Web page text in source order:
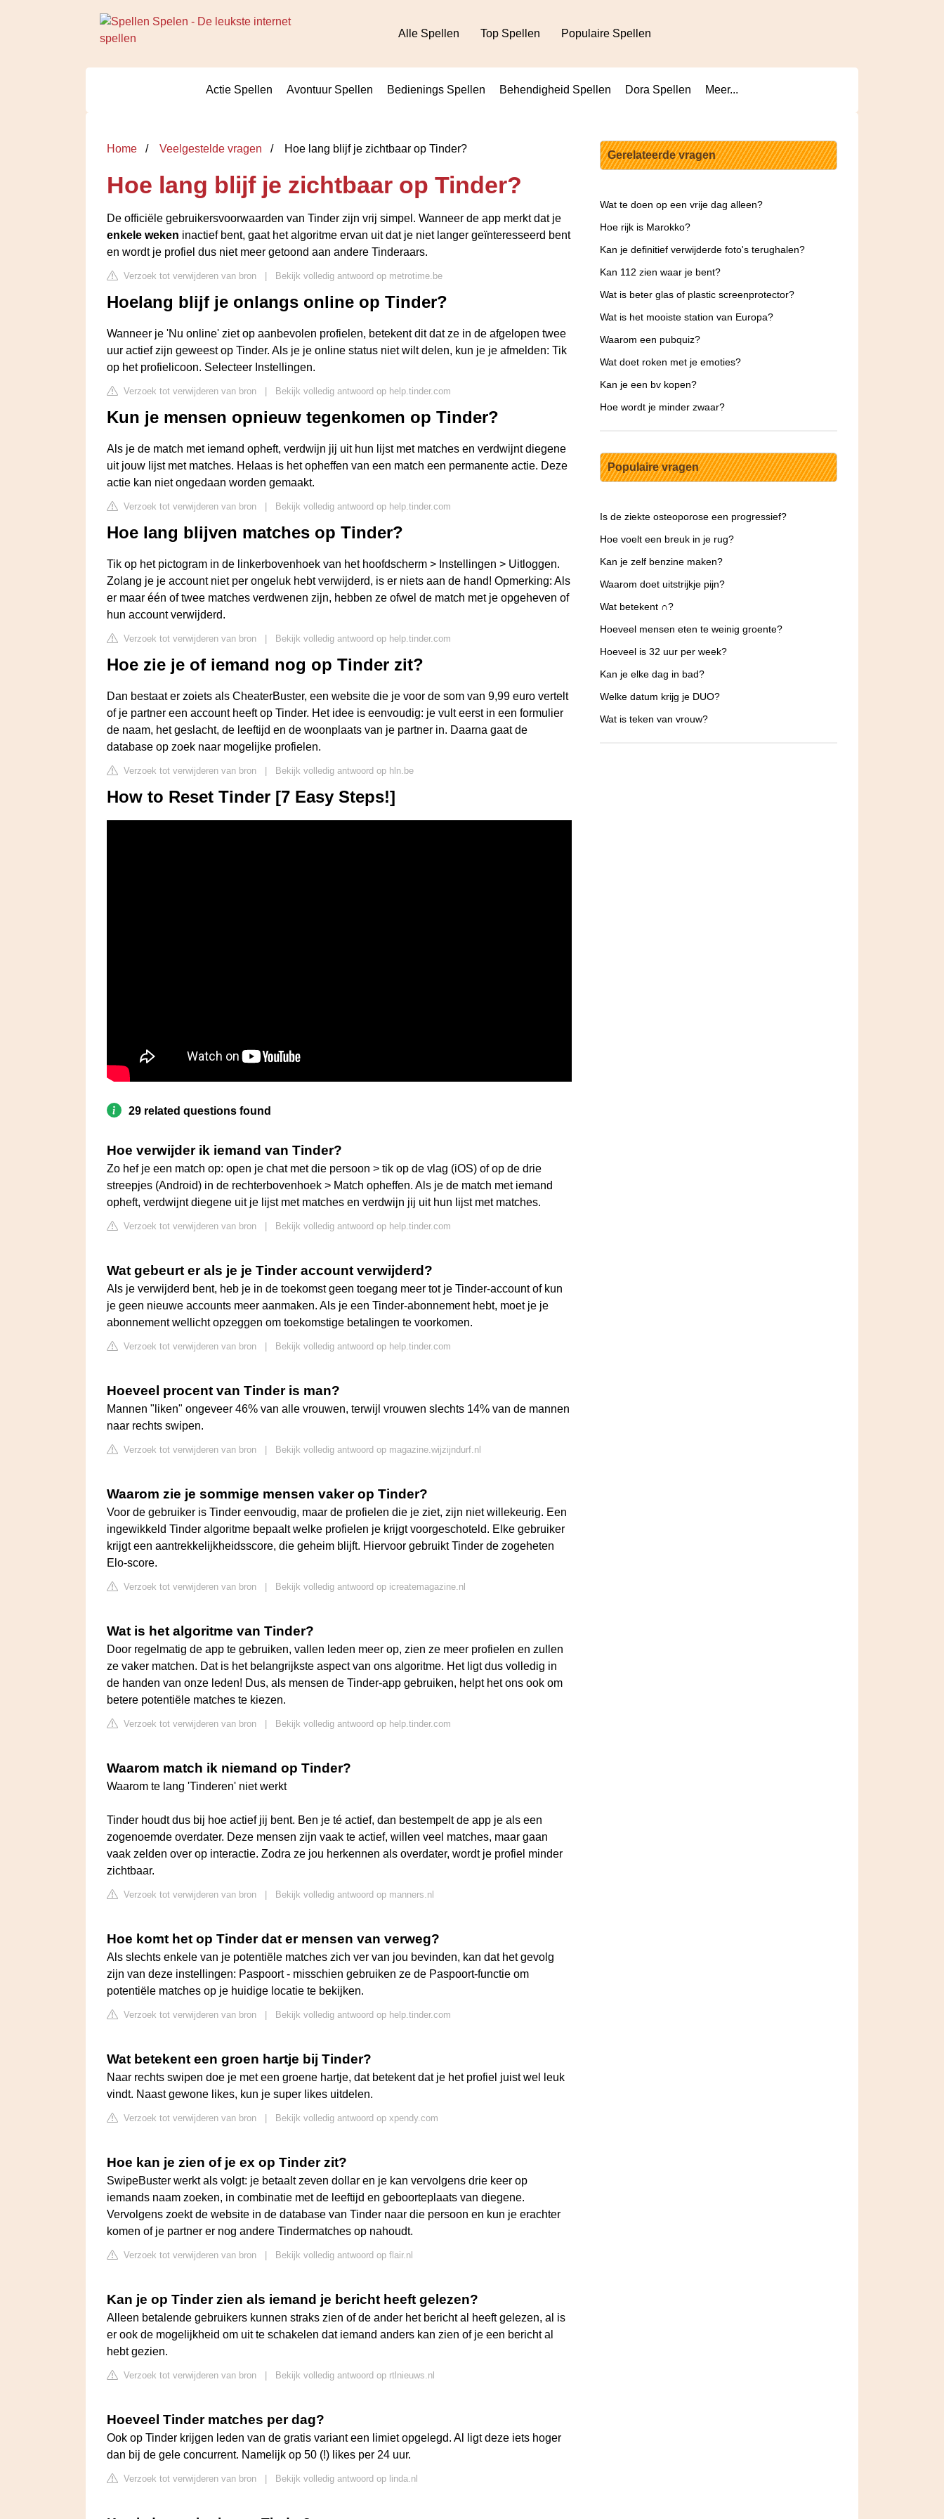
Alle Spellen Top Spellen Populaire Spellen
Actie Spellen Avontuur Spellen Bedienings Spellen Behendigheid Spellen Dora Spellen Meer...
Home Veelgestelde vragen Hoe lang blijf je zichtbaar op Tinder?
Hoe lang blijf je zichtbaar op Tinder?
De officiële gebruikersvoorwaarden van Tinder zijn vrij simpel. Wanneer de app merkt dat je
enkele weken inactief bent, gaat het algoritme ervan uit dat je niet langer geïnteresseerd bent
en wordt je profiel dus niet meer getoond aan andere Tinderaars.
Verzoek tot verwijderen van bron Bekijk volledig antwoord op metrotime.be
Hoelang blijf je onlangs online op Tinder?
Wanneer je 'Nu online' ziet op aanbevolen profielen, betekent dit dat ze in de afgelopen twee
uur actief zijn geweest op Tinder. Als je je online status niet wilt delen, kun je je afmelden: Tik
op het profielicoon. Selecteer Instellingen.
Verzoek tot verwijderen van bron Bekijk volledig antwoord op help.tinder.com
Kun je mensen opnieuw tegenkomen op Tinder?
Als je de match met iemand opheft, verdwijn jij uit hun lijst met matches en verdwijnt diegene
uit jouw lijst met matches. Helaas is het opheffen van een match een permanente actie. Deze
actie kan niet ongedaan worden gemaakt.
Verzoek tot verwijderen van bron Bekijk volledig antwoord op help.tinder.com
Hoe lang blijven matches op Tinder?
Tik op het pictogram in de linkerbovenhoek van het hoofdscherm > Instellingen > Uitloggen.
Zolang je je account niet per ongeluk hebt verwijderd, is er niets aan de hand! Opmerking: Als
er maar één of twee matches verdwenen zijn, hebben ze ofwel de match met je opgeheven of
hun account verwijderd.
Verzoek tot verwijderen van bron Bekijk volledig antwoord op help.tinder.com
Hoe zie je of iemand nog op Tinder zit?
Dan bestaat er zoiets als CheaterBuster, een website die je voor de som van 9,99 euro vertelt
of je partner een account heeft op Tinder. Het idee is eenvoudig: je vult eerst in een formulier
de naam, het geslacht, de leeftijd en de woonplaats van je partner in. Daarna gaat de
database op zoek naar mogelijke profielen.
Verzoek tot verwijderen van bron Bekijk volledig antwoord op hln.be
How to Reset Tinder [7 Easy Steps!]
29 related questions found
Hoe verwijder ik iemand van Tinder?
Zo hef je een match op: open je chat met die persoon > tik op de vlag (iOS) of op de drie
streepjes (Android) in de rechterbovenhoek > Match opheffen. Als je de match met iemand
opheft, verdwijnt diegene uit je lijst met matches en verdwijn jij uit hun lijst met matches.
Verzoek tot verwijderen van bron Bekijk volledig antwoord op help.tinder.com
Wat gebeurt er als je je Tinder account verwijderd?
Als je verwijderd bent, heb je in de toekomst geen toegang meer tot je Tinder-account of kun
je geen nieuwe accounts meer aanmaken. Als je een Tinder-abonnement hebt, moet je je
abonnement wellicht opzeggen om toekomstige betalingen te voorkomen.
Verzoek tot verwijderen van bron Bekijk volledig antwoord op help.tinder.com
Hoeveel procent van Tinder is man?
Mannen "liken" ongeveer 46% van alle vrouwen, terwijl vrouwen slechts 14% van de mannen
naar rechts swipen.
Verzoek tot verwijderen van bron Bekijk volledig antwoord op magazine.wijzijndurf.nl
Waarom zie je sommige mensen vaker op Tinder?
Voor de gebruiker is Tinder eenvoudig, maar de profielen die je ziet, zijn niet willekeurig. Een
ingewikkeld Tinder algoritme bepaalt welke profielen je krijgt voorgeschoteld. Elke gebruiker
krijgt een aantrekkelijkheidsscore, die geheim blijft. Hiervoor gebruikt Tinder de zogeheten
Elo-score.
Verzoek tot verwijderen van bron Bekijk volledig antwoord op icreatemagazine.nl
Wat is het algoritme van Tinder?
Door regelmatig de app te gebruiken, vallen leden meer op, zien ze meer profielen en zullen
ze vaker matchen. Dat is het belangrijkste aspect van ons algoritme. Het ligt dus volledig in
de handen van onze leden! Dus, als mensen de Tinder-app gebruiken, helpt het ons ook om
betere potentiële matches te kiezen.
Verzoek tot verwijderen van bron Bekijk volledig antwoord op help.tinder.com
Waarom match ik niemand op Tinder?
Waarom te lang 'Tinderen' niet werkt
Tinder houdt dus bij hoe actief jij bent. Ben je té actief, dan bestempelt de app je als een
zogenoemde overdater. Deze mensen zijn vaak te actief, willen veel matches, maar gaan
vaak zelden over op interactie. Zodra ze jou herkennen als overdater, wordt je profiel minder
zichtbaar.
Verzoek tot verwijderen van bron Bekijk volledig antwoord op manners.nl
Hoe komt het op Tinder dat er mensen van verweg?
Als slechts enkele van je potentiële matches zich ver van jou bevinden, kan dat het gevolg
zijn van deze instellingen: Paspoort - misschien gebruiken ze de Paspoort-functie om
potentiële matches op je huidige locatie te bekijken.
Verzoek tot verwijderen van bron Bekijk volledig antwoord op help.tinder.com
Wat betekent een groen hartje bij Tinder?
Naar rechts swipen doe je met een groene hartje, dat betekent dat je het profiel juist wel leuk
vindt. Naast gewone likes, kun je super likes uitdelen.
Verzoek tot verwijderen van bron Bekijk volledig antwoord op xpendy.com
Hoe kan je zien of je ex op Tinder zit?
SwipeBuster werkt als volgt: je betaalt zeven dollar en je kan vervolgens drie keer op
iemands naam zoeken, in combinatie met de leeftijd en geboorteplaats van diegene.
Vervolgens zoekt de website in de database van Tinder naar die persoon en kun je erachter
komen of je partner er nog andere Tindermatches op nahoudt.
Verzoek tot verwijderen van bron Bekijk volledig antwoord op flair.nl
Kan je op Tinder zien als iemand je bericht heeft gelezen?
Alleen betalende gebruikers kunnen straks zien of de ander het bericht al heeft gelezen, al is
er ook de mogelijkheid om uit te schakelen dat iemand anders kan zien of je een bericht al
hebt gezien.
Verzoek tot verwijderen van bron Bekijk volledig antwoord op rtlnieuws.nl
Hoeveel Tinder matches per dag?
Ook op Tinder krijgen leden van de gratis variant een limiet opgelegd. Al ligt deze iets hoger
dan bij de gele concurrent. Namelijk op 50 (!) likes per 24 uur.
Verzoek tot verwijderen van bron Bekijk volledig antwoord op linda.nl
Gerelateerde vragen
Wat te doen op een vrije dag alleen?
Hoe rijk is Marokko?
Kan je definitief verwijderde foto's terughalen?
Kan 112 zien waar je bent?
Wat is beter glas of plastic screenprotector?
Wat is het mooiste station van Europa?
Waarom een pubquiz?
Wat doet roken met je emoties?
Kan je een bv kopen?
Hoe wordt je minder zwaar?
Populaire vragen
Is de ziekte osteoporose een progressief?
Hoe voelt een breuk in je rug?
Kan je zelf benzine maken?
Waarom doet uitstrijkje pijn?
Wat betekent ∩?
Hoeveel mensen eten te weinig groente?
Hoeveel is 32 uur per week?
Kan je elke dag in bad?
Welke datum krijg je DUO?
Wat is teken van vrouw?